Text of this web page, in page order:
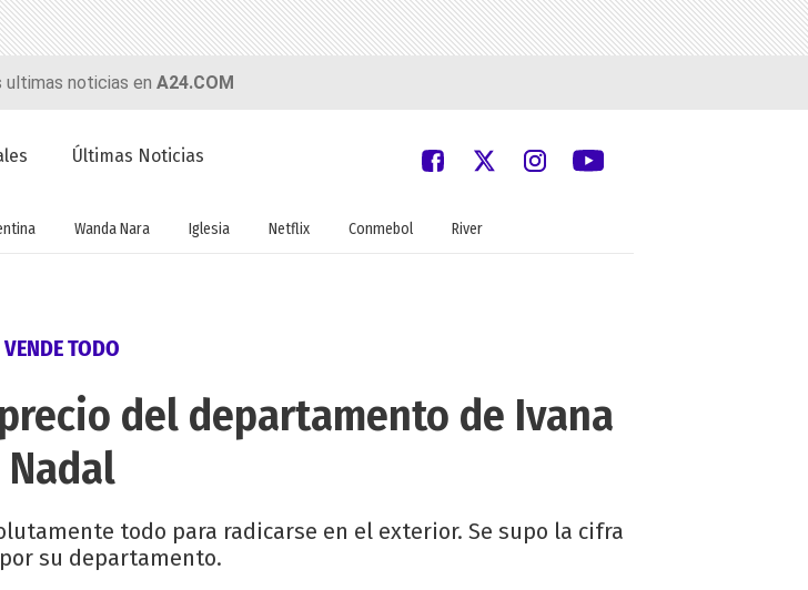
ultimas noticias en A24.COM
Últimas Noticias
Wanda Nara Iglesia Netflix Conmebol River
VENDE TODO
del departamento de Ivana
Nadal
todo para radicarse en el exterior. Se supo la cifra
su departamento.